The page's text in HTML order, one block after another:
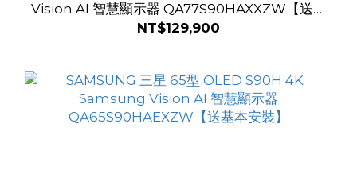
Vision AI 智慧顯示器 QA77S90HAXXZW【送基
本安裝】
NT$129,900